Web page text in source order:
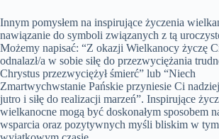
Innym pomysłem na inspirujące życzenia
nawiązanie do symboli związanych z tą
Możemy napisać: “Z okazji Wielkanocy życzę
odnalazł/a w sobie siłę do przezwyciężania
Chrystus przezwyciężył śmierć” lub “Niech
Zmartwychwstanie Pańskie przyniesie Ci
jutro i siłę do realizacji marzeń”. Inspirujące
wielkanocne mogą być doskonałym sposobem
wsparcia oraz pozytywnych myśli bliskim w tym